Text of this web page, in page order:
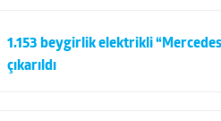
1.153 beygirlik elektrikli
çıkarıldı